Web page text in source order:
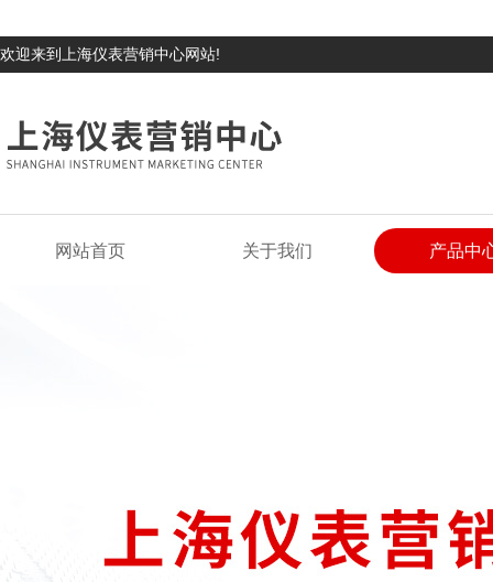
欢迎来到上海仪表营销中心网站!
网站首页 关于我们 产品中